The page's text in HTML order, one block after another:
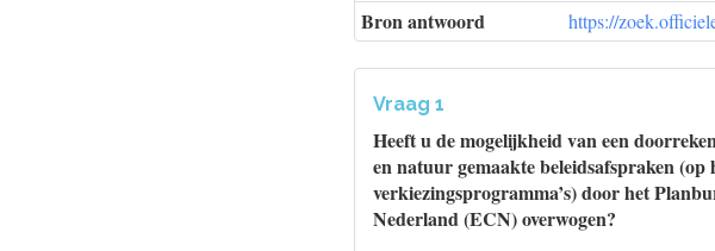
Bron antwoord https://
Vraag 1
Heeft u de mogelijkheid van een
en natuur gemaakte beleidsafspraken
verkiezingsprogramma’s) door het
Nederland (ECN) overwogen?